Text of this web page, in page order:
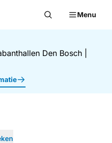
Menu
Den Bosch